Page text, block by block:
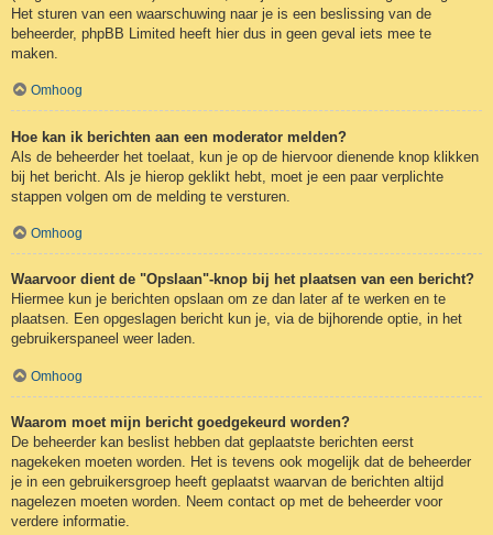
Het sturen van een waarschuwing naar je is een beslissing van de
beheerder, phpBB Limited heeft hier dus in geen geval iets mee te
maken.
Omhoog
Hoe kan ik berichten aan een moderator melden?
Als de beheerder het toelaat, kun je op de hiervoor dienende knop klikken
bij het bericht. Als je hierop geklikt hebt, moet je een paar verplichte
stappen volgen om de melding te versturen.
Omhoog
Waarvoor dient de "Opslaan"-knop bij het plaatsen van een bericht?
Hiermee kun je berichten opslaan om ze dan later af te werken en te
plaatsen. Een opgeslagen bericht kun je, via de bijhorende optie, in het
gebruikerspaneel weer laden.
Omhoog
Waarom moet mijn bericht goedgekeurd worden?
De beheerder kan beslist hebben dat geplaatste berichten eerst
nagekeken moeten worden. Het is tevens ook mogelijk dat de beheerder
je in een gebruikersgroep heeft geplaatst waarvan de berichten altijd
nagelezen moeten worden. Neem contact op met de beheerder voor
verdere informatie.